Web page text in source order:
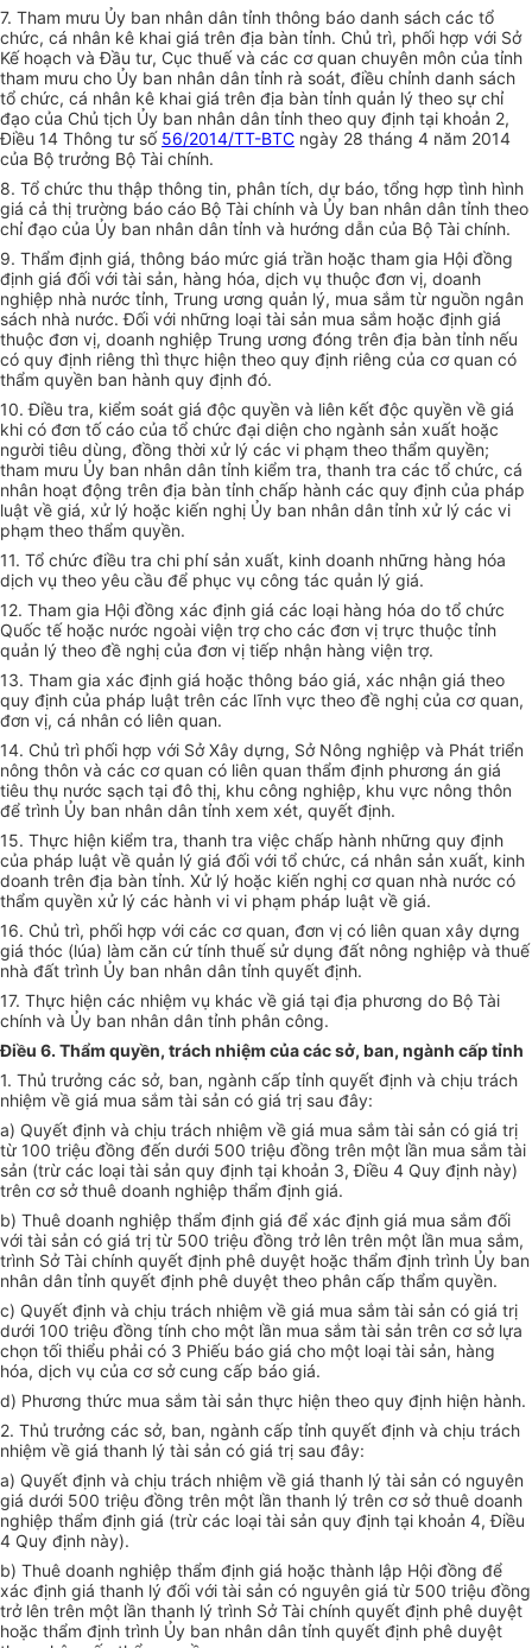
7. Tham mưu Ủy ban nhân dân tỉnh thông báo danh sách các tổ
chức, cá nhân kê khai giá trên địa bàn tỉnh. Chủ trì, phối hợp với Sở
Kế hoạch và Đầu tư, Cục thuế và các cơ quan chuyên môn của tỉnh
tham mưu cho Ủy ban nhân dân tỉnh rà soát, điều chỉnh danh sách
tổ chức, cá nhân kê khai giá trên địa bàn tỉnh quản lý theo sự chỉ
đạo của Chủ tịch Ủy ban nhân dân tỉnh theo quy định tại khoản 2,
Điều 14 Thông tư số 56/2014/TT-BTC ngày 28 tháng 4 năm 2014
của Bộ trưởng Bộ Tài chính.
8. Tổ chức thu thập thông tin, phân tích, dự báo, tổng hợp tình hình
giá cả thị trường báo cáo Bộ Tài chính và Ủy ban nhân dân tỉnh theo
chỉ đạo của Ủy ban nhân dân tỉnh và hướng dẫn của Bộ Tài chính.
9. Thẩm định giá, thông báo mức giá trần hoặc tham gia Hội đồng
định giá đối với tài sản, hàng hóa, dịch vụ thuộc đơn vị, doanh
nghiệp nhà nước tỉnh, Trung ương quản lý, mua sắm từ nguồn ngân
sách nhà nước. Đối với những loại tài sản mua sắm hoặc định giá
thuộc đơn vị, doanh nghiệp Trung ương đóng trên địa bàn tỉnh nếu
có quy định riêng thì thực hiện theo quy định riêng của cơ quan có
thẩm quyền ban hành quy định đó.
10. Điều tra, kiểm soát giá độc quyền và liên kết độc quyền về giá
khi có đơn tố cáo của tổ chức đại diện cho ngành sản xuất hoặc
người tiêu dùng, đồng thời xử lý các vi phạm theo thẩm quyền;
tham mưu Ủy ban nhân dân tỉnh kiểm tra, thanh tra các tổ chức, cá
nhân hoạt động trên địa bàn tỉnh chấp hành các quy định của pháp
luật về giá, xử lý hoặc kiến nghị Ủy ban nhân dân tỉnh xử lý các vi
phạm theo thẩm quyền.
11. Tổ chức điều tra chi phí sản xuất, kinh doanh những hàng hóa
dịch vụ theo yêu cầu để phục vụ công tác quản lý giá.
12. Tham gia Hội đồng xác định giá các loại hàng hóa do tổ chức
Quốc tế hoặc nước ngoài viện trợ cho các đơn vị trực thuộc tỉnh
quản lý theo đề nghị của đơn vị tiếp nhận hàng viện trợ.
13. Tham gia xác định giá hoặc thông báo giá, xác nhận giá theo
quy định của pháp luật trên các lĩnh vực theo đề nghị của cơ quan,
đơn vị, cá nhân có liên quan.
14. Chủ trì phối hợp với Sở Xây dựng, Sở Nông nghiệp và Phát triển
nông thôn và các cơ quan có liên quan thẩm định phương án giá
tiêu thụ nước sạch tại đô thị, khu công nghiệp, khu vực nông thôn
để trình Ủy ban nhân dân tỉnh xem xét, quyết định.
15. Thực hiện kiểm tra, thanh tra việc chấp hành những quy định
của pháp luật về quản lý giá đối với tổ chức, cá nhân sản xuất, kinh
doanh trên địa bàn tỉnh. Xử lý hoặc kiến nghị cơ quan nhà nước có
thẩm quyền xử lý các hành vi vi phạm pháp luật về giá.
16. Chủ trì, phối hợp với các cơ quan, đơn vị có liên quan xây dựng
giá thóc (lúa) làm căn cứ tính thuế sử dụng đất nông nghiệp và thuế
nhà đất trình Ủy ban nhân dân tỉnh quyết định.
17. Thực hiện các nhiệm vụ khác về giá tại địa phương do Bộ Tài
chính và Ủy ban nhân dân tỉnh phân công.
Điều 6. Thẩm quyền, trách nhiệm của các sở, ban, ngành cấp tỉnh
1. Thủ trưởng các sở, ban, ngành cấp tỉnh quyết định và chịu trách
nhiệm về giá mua sắm tài sản có giá trị sau đây:
a) Quyết định và chịu trách nhiệm về giá mua sắm tài sản có giá trị
từ 100 triệu đồng đến dưới 500 triệu đồng trên một lần mua sắm tài
sản (trừ các loại tài sản quy định tại khoản 3, Điều 4 Quy định này)
trên cơ sở thuê doanh nghiệp thẩm định giá.
b) Thuê doanh nghiệp thẩm định giá để xác định giá mua sắm đối
với tài sản có giá trị từ 500 triệu đồng trở lên trên một lần mua sắm,
trình Sở Tài chính quyết định phê duyệt hoặc thẩm định trình Ủy ban
nhân dân tỉnh quyết định phê duyệt theo phân cấp thẩm quyền.
c) Quyết định và chịu trách nhiệm về giá mua sắm tài sản có giá trị
dưới 100 triệu đồng tính cho một lần mua sắm tài sản trên cơ sở lựa
chọn tối thiểu phải có 3 Phiếu báo giá cho một loại tài sản, hàng
hóa, dịch vụ của cơ sở cung cấp báo giá.
d) Phương thức mua sắm tài sản thực hiện theo quy định hiện hành.
2. Thủ trưởng các sở, ban, ngành cấp tỉnh quyết định và chịu trách
nhiệm về giá thanh lý tài sản có giá trị sau đây:
a) Quyết định và chịu trách nhiệm về giá thanh lý tài sản có nguyên
giá dưới 500 triệu đồng trên một lần thanh lý trên cơ sở thuê doanh
nghiệp thẩm định giá (trừ các loại tài sản quy định tại khoản 4, Điều
4 Quy định này).
b) Thuê doanh nghiệp thẩm định giá hoặc thành lập Hội đồng để
xác định giá thanh lý đối với tài sản có nguyên giá từ 500 triệu đồng
trở lên trên một lần thanh lý trình Sở Tài chính quyết định phê duyệt
hoặc thẩm định trình Ủy ban nhân dân tỉnh quyết định phê duyệt